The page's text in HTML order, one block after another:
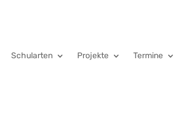
Schularten Projekte Termine